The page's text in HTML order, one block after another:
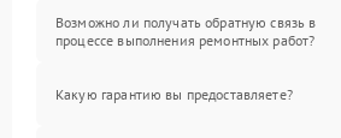
Возможно ли получать обратную связь в
процессе выполнения ремонтных работ?
Какую гарантию вы предоставляете?